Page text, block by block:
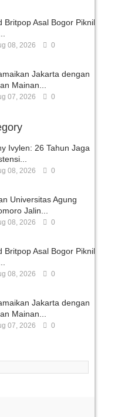
Britpop Asal Bogor Piknik
08, 2026 0
Jakarta dengan
Mainan...
07, 2026 0
Ivylen: 26 Tahun Jaga
08, 2026 0
Universitas Agung
Jalin...
08, 2026 0
Britpop Asal Bogor Piknik
08, 2026 0
Jakarta dengan
Mainan...
07, 2026 0